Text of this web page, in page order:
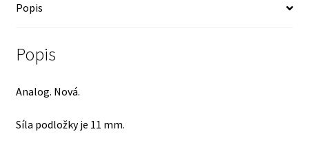
Volha
Popis
Popis
Analog. Nová.
Síla podložky je 11 mm.